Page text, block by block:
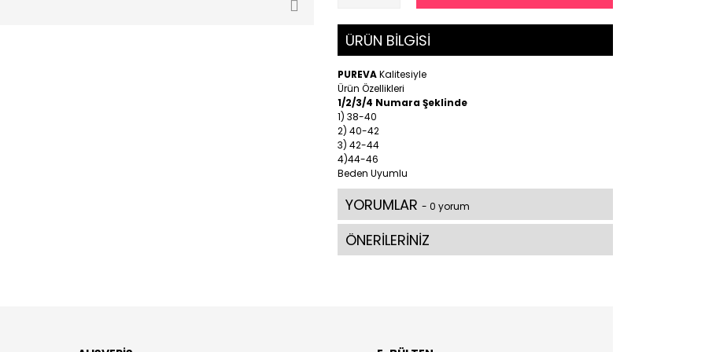
ÜRÜN BİLGİSİ
PUREVAKalitesiyle
Ürün Özellikleri
1/2/3/4 Numara Şeklinde
1) 38-40
2) 40-42
3) 42-44
4)44-46
Beden Uyumlu
YORUMLAR - 0 yorum
ÖNERİLERİNİZ